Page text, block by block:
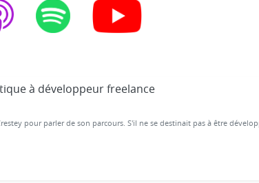
à développeur freelance
pour parler de son parcours. S'il ne se destinait pas à être